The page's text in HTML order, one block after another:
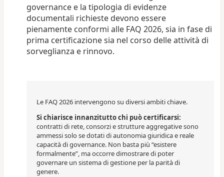
governance e la tipologia di evidenze
documentali richieste devono essere
pienamente conformi alle FAQ 2026, sia in fase di
prima certificazione sia nel corso delle attività di
sorveglianza e rinnovo.
Le FAQ 2026 intervengono su diversi ambiti chiave.
Si chiarisce innanzitutto chi può certificarsi:
contratti di rete, consorzi e strutture aggregative sono
ammessi solo se dotati di autonomia giuridica e reale
capacità di governance. Non basta più “esistere
formalmente”, ma occorre dimostrare di poter
governare un sistema di gestione per la parità di
genere.